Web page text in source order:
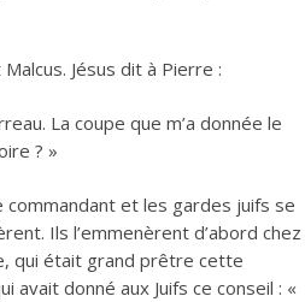
Jésus dit à Pierre :
La coupe que m’a donnée le
? »
commandant et les gardes juifs se
Ils l’emmenèrent d’abord chez
qui était grand prêtre cette
avait donné aux Juifs ce conseil : «